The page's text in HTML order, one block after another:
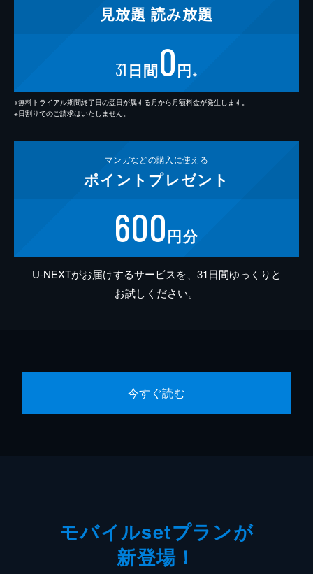
見放題 読み放題
31 日間0円 ※
※無料トライアル期間終了日の翌日が属する月から月額料金が発生します。
※日割りでのご請求はいたしません。
マンガなどの購入に使える
ポイント プレゼント
600円分
U-NEXTがお届けするサービスを、31日間ゆっくりと
お試しください。
今すぐ読む
モバイルsetプランが
新登場！